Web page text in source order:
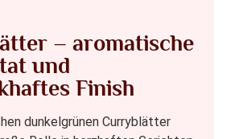
– aromatische
und
Finish
dunkelgrünen Curryblätter